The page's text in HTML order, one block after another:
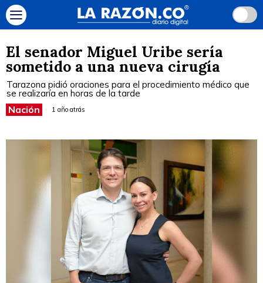
El senador Miguel Uribe sería
sometido a una nueva cirugía
Tarazona pidió oraciones para el procedimiento médico que
se realizaría en horas de la tarde
Nación 1 año atrás